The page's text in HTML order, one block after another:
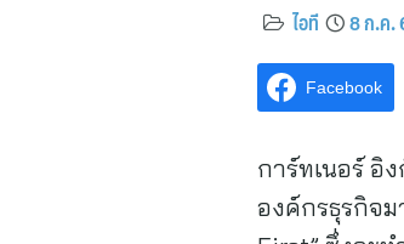
ไอที 8 ก.ค.
Facebook
การ์ทเนอร์ อิ
องค์กรธุรกิจม